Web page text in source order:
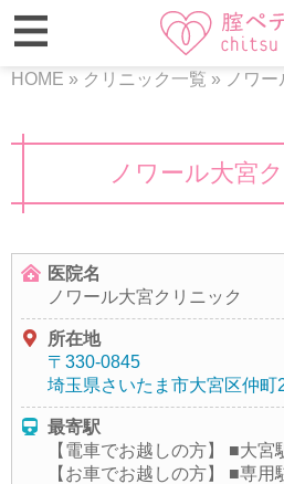
HOME » クリニック一覧 » ノワ
ノワール大宮
医院名
ノワール大宮クリニック
所在地
〒330-0845
埼玉県さいたま市大宮区仲
最寄駅
【電車でお越しの方】 ■大
【お車でお越しの方】 ■専